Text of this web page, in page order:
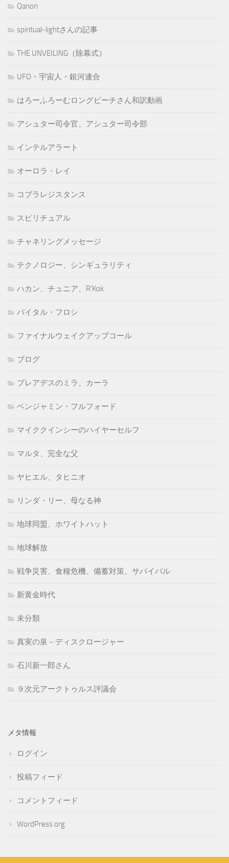
Qanon
spiritual-lightさんの記事
THE UNVEILING（除幕式）
UFO・宇宙人・銀河連合
はろーふろーむロングビーチさん和訳動画
アシュター司令官、アシュター司令部
インテルアラート
オーロラ・レイ
コブラレジスタンス
スピリチュアル
チャネリングメッセージ
テクノロジー、シンギュラリティ
ハカン、チュニア、R'Kok
バイタル・フロシ
ファイナルウェイクアップコール
ブログ
プレアデスのミラ、カーラ
ベンジャミン・フルフォード
マイククインシーのハイヤーセルフ
マルタ、完全な父
ヤヒエル、タヒニオ
リンダ・リー、母なる神
地球同盟、ホワイトハット
地球解放
戦争災害、食糧危機、備蓄対策、サバイバル
新黄金時代
未分類
真実の泉－ディスクロージャー
石川新一郎さん
９次元アークトゥルス評議会
メタ情報
ログイン
投稿フィード
コメントフィード
WordPress.org